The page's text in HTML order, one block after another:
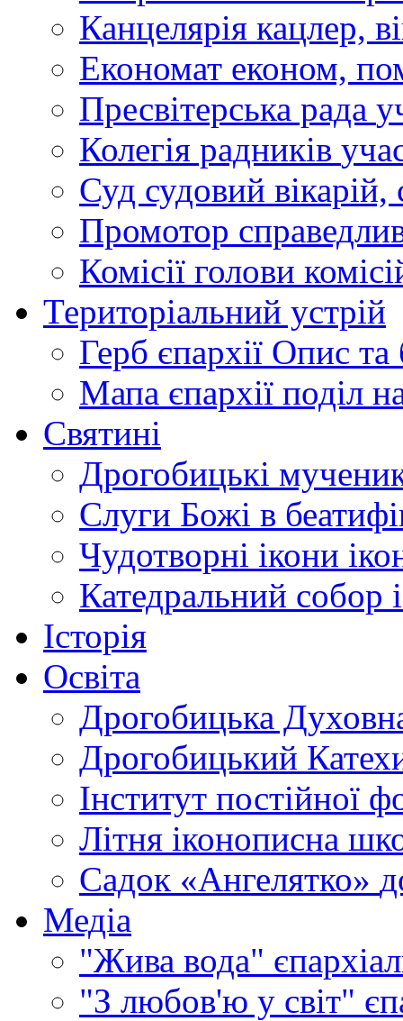
Канцелярія кацлер,
Економат економ,
Пресвітерська рада
Колегія радників
Суд судовий вікарій,
Промотор
Комісії голови
Територіальний устрій
Герб єпархії Опис та
Мапа єпархії поділ
Святині
Дрогобицькі
Слуги Божі в
Чудотворні ікони
Катедральний собор
Історія
Освіта
Дрогобицька
Дрогобицький
Інститут постійної
Літня іконописна
Садок «Ангелятко»
Медіа
"Жива вода"
"З любов'ю у світ"